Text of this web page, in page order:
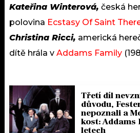
Kateřina Winterová, česká
polovina Ecstasy Of Saint
Christina Ricci, americká
dítě hrála v Addams Family
Třetí díl
důvodu,
nepoznali a
kost: Addams
letech